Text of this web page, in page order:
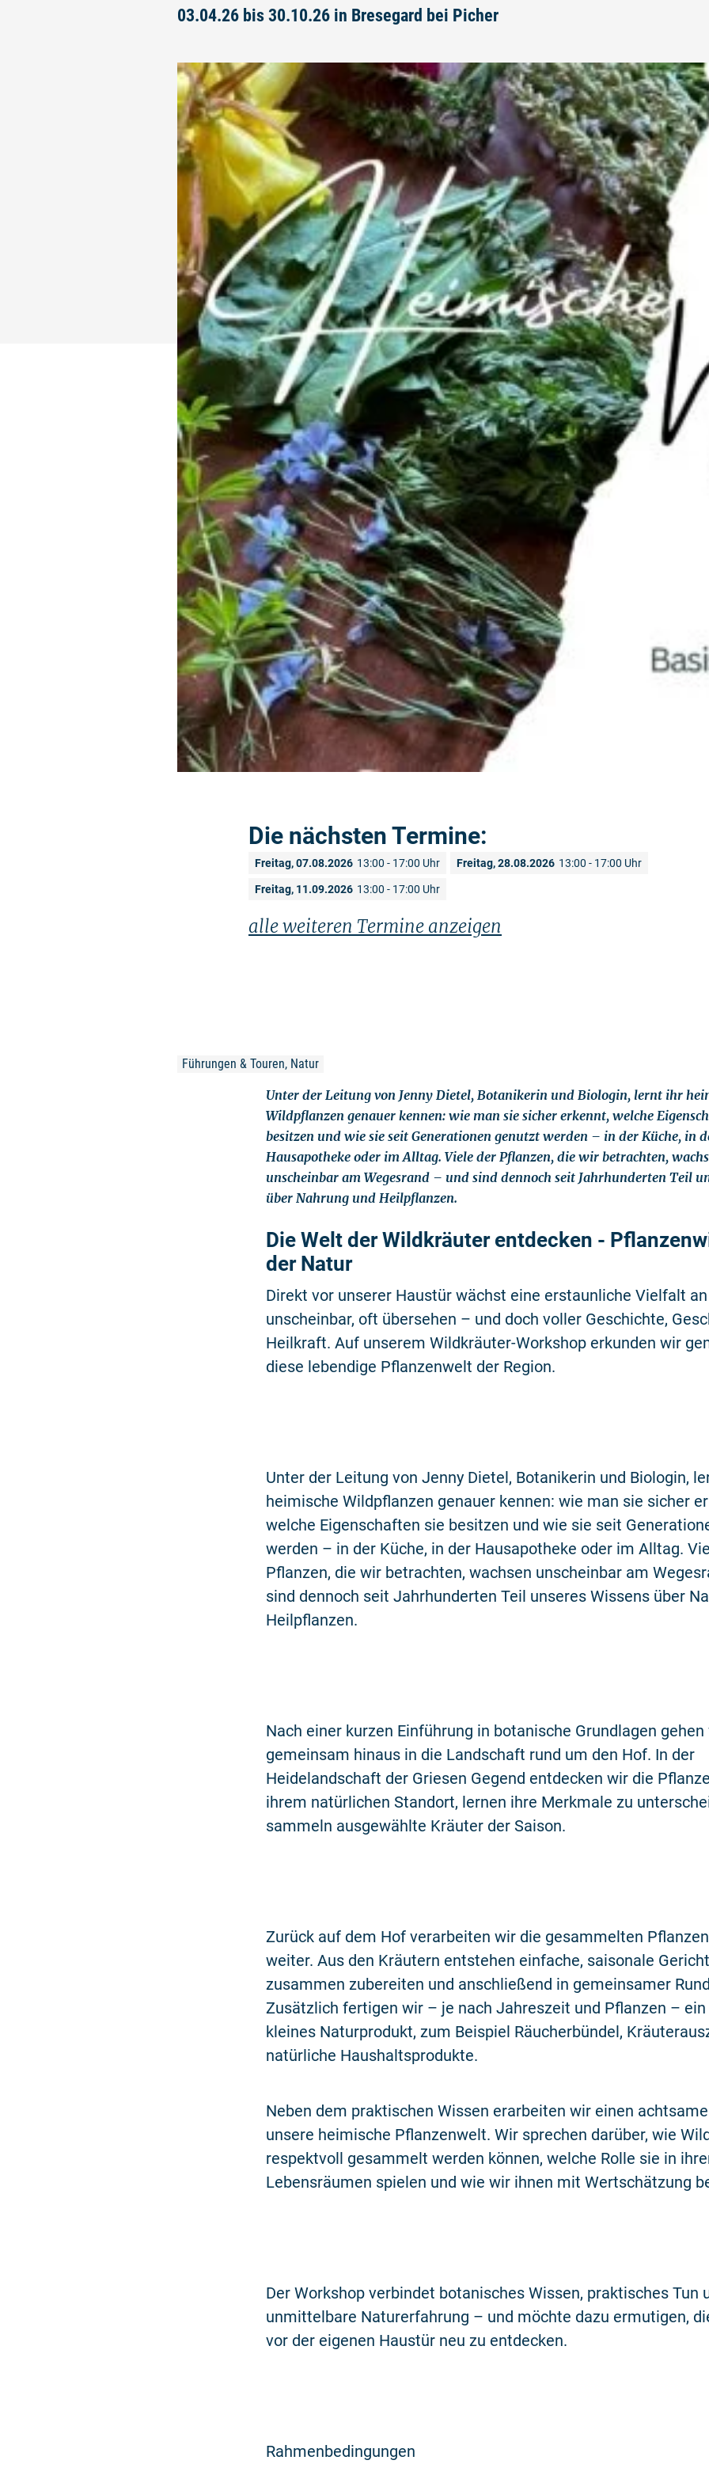
03.04.26 bis 30.10.26 in Bresegard bei Picher
Die nächsten Termine:
Freitag, 07.08.2026 13:00 - 17:00 Uhr Freitag, 28.08.2026 13:00 - 17:00 Uhr
Freitag, 11.09.2026 13:00 - 17:00 Uhr
alle weiteren Termine anzeigen
Führungen & Touren, Natur
Unter der Leitung von Jenny Dietel, Botanikerin und Biologin, lernt ihr
Wildpflanzen genauer kennen: wie man sie sicher erkennt, welche
besitzen und wie sie seit Generationen genutzt werden – in der Küche, in
Hausapotheke oder im Alltag. Viele der Pflanzen, die wir betrachten,
unscheinbar am Wegesrand – und sind dennoch seit Jahrhunderten Teil
über Nahrung und Heilpflanzen.
Die Welt der Wildkräuter entdecken -
der Natur
Direkt vor unserer Haustür wächst eine erstaunliche Vielfalt
unscheinbar, oft übersehen – und doch voller Geschichte,
Heilkraft. Auf unserem Wildkräuter-Workshop erkunden wir
diese lebendige Pflanzenwelt der Region.
Unter der Leitung von Jenny Dietel, Botanikerin und Biologin,
heimische Wildpflanzen genauer kennen: wie man sie sicher
welche Eigenschaften sie besitzen und wie sie seit
werden – in der Küche, in der Hausapotheke oder im Alltag.
Pflanzen, die wir betrachten, wachsen unscheinbar am
sind dennoch seit Jahrhunderten Teil unseres Wissens über
Heilpflanzen.
Nach einer kurzen Einführung in botanische Grundlagen gehen
gemeinsam hinaus in die Landschaft rund um den Hof. In der
Heidelandschaft der Griesen Gegend entdecken wir die
ihrem natürlichen Standort, lernen ihre Merkmale zu
sammeln ausgewählte Kräuter der Saison.
Zurück auf dem Hof verarbeiten wir die gesammelten
weiter. Aus den Kräutern entstehen einfache, saisonale
zusammen zubereiten und anschließend in gemeinsamer
Zusätzlich fertigen wir – je nach Jahreszeit und Pflanzen –
kleines Naturprodukt, zum Beispiel Räucherbündel,
natürliche Haushaltsprodukte.
Neben dem praktischen Wissen erarbeiten wir einen
unsere heimische Pflanzenwelt. Wir sprechen darüber, wie
respektvoll gesammelt werden können, welche Rolle sie in
Lebensräumen spielen und wie wir ihnen mit Wertschätzung
Der Workshop verbindet botanisches Wissen, praktisches Tun
unmittelbare Naturerfahrung – und möchte dazu ermutigen,
vor der eigenen Haustür neu zu entdecken.
Rahmenbedingungen